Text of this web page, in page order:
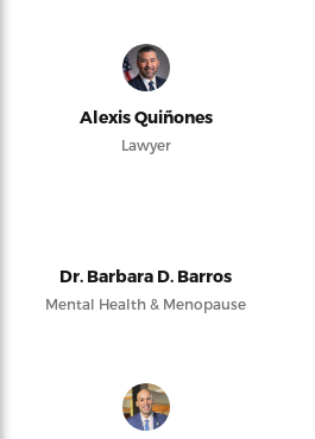
Alexis Quiñones
Lawyer
Dr. Barbara D. Barros
Mental Health & Menopause